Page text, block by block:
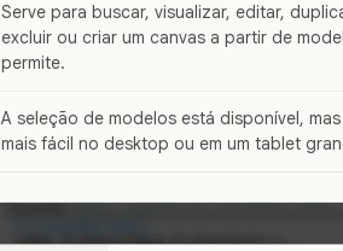
Serve para buscar, visualizar, editar,
excluir ou criar um canvas a partir de
permite.
A seleção de modelos está disponível,
mais fácil no desktop ou em um tablet